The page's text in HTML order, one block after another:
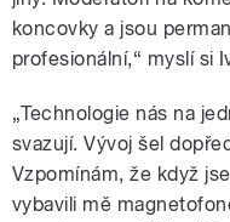
koncovky a jsou
profesionální,“ myslí si
„Technologie nás na
svazují. Vývoj šel
Vzpomínám, že když
vybavili mě